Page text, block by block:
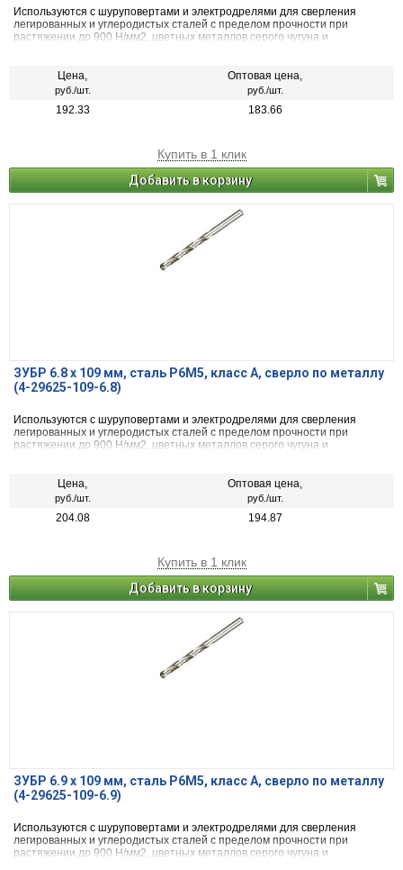
Используются с шуруповертами и электродрелями для сверления
легированных и углеродистых сталей с пределом прочности при
растяжении до 900 Н/мм2, цветных металлов серого чугуна и
Цена,
руб./шт.
Оптовая цена,
руб./шт.
192.33 183.66
Купить в 1 клик
Добавить в корзину
ЗУБР 6.8 х 109 мм, сталь Р6М5, класс А, сверло по металлу
(4-29625-109-6.8)
Используются с шуруповертами и электродрелями для сверления
легированных и углеродистых сталей с пределом прочности при
растяжении до 900 Н/мм2, цветных металлов серого чугуна и
Цена,
руб./шт.
Оптовая цена,
руб./шт.
204.08 194.87
Купить в 1 клик
Добавить в корзину
ЗУБР 6.9 х 109 мм, сталь Р6М5, класс А, сверло по металлу
(4-29625-109-6.9)
Используются с шуруповертами и электродрелями для сверления
легированных и углеродистых сталей с пределом прочности при
растяжении до 900 Н/мм2, цветных металлов серого чугуна и